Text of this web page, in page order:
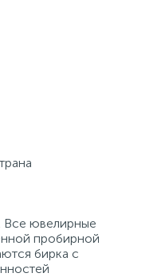
Все ювелирные
пробирной
бирка с